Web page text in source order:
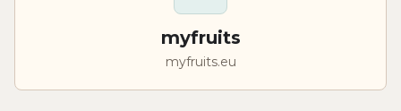
myfruits
myfruits.eu